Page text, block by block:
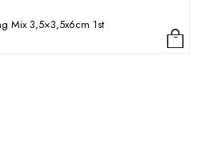
Mix 3,5×3,5x6cm 1st